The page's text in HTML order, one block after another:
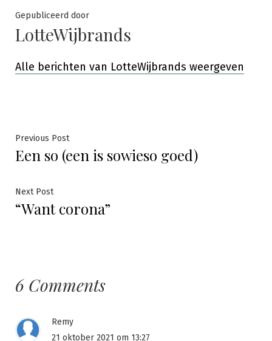
Gepubliceerd door
LotteWijbrands
Alle berichten van LotteWijbrands weergeven
Bericht
navigatie
Previous PostPrevious
post:
Een so (een is sowieso goed)
Next PostNext
post:
“Want corona”
6 Comments
Remy
21 oktober 2021 om 13:27